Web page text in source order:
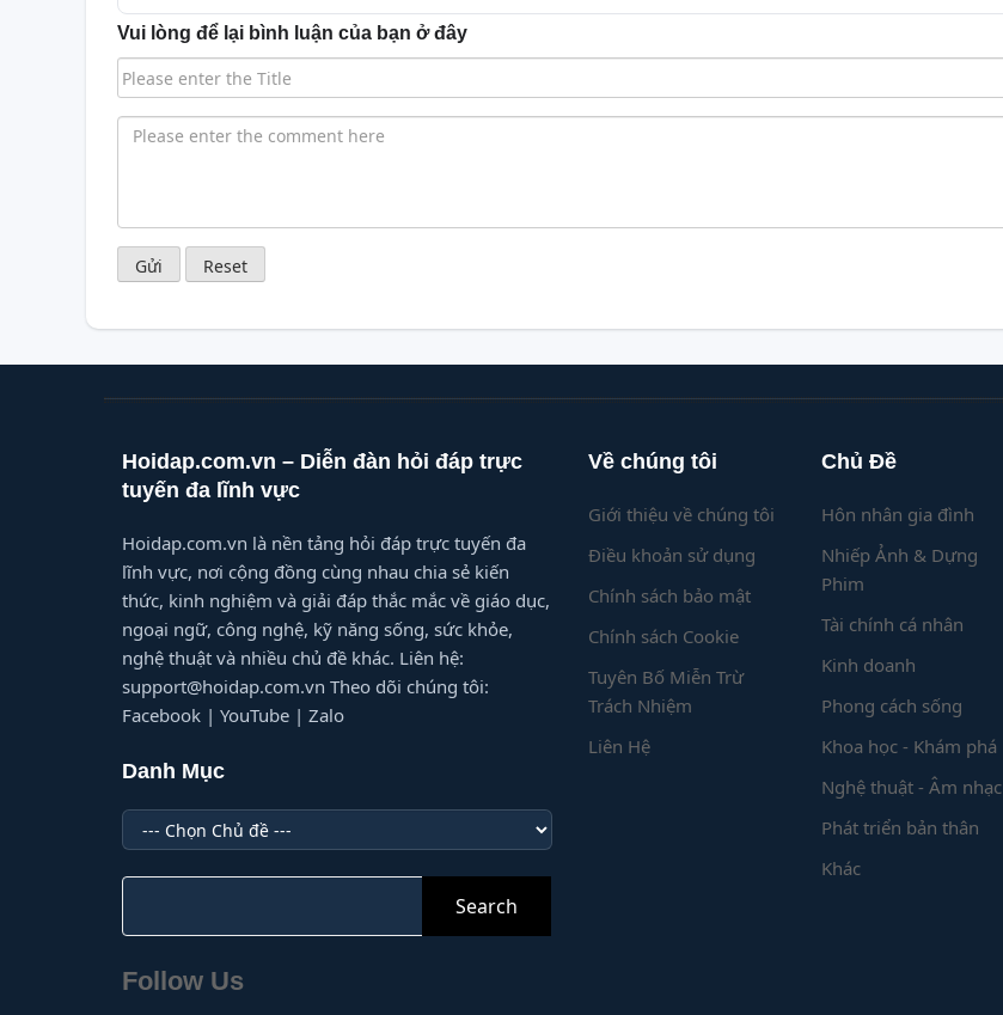
Vui lòng để lại bình luận của bạn ở đây
Hoidap.com.vn – Diễn đàn hỏi đáp trực
tuyến đa lĩnh vực
Hoidap.com.vn là nền tảng hỏi đáp trực tuyến đa
lĩnh vực, nơi cộng đồng cùng nhau chia sẻ kiến
thức, kinh nghiệm và giải đáp thắc mắc về giáo dục,
ngoại ngữ, công nghệ, kỹ năng sống, sức khỏe,
nghệ thuật và nhiều chủ đề khác. Liên hệ:
support@hoidap.com.vn Theo dõi chúng tôi:
Facebook | YouTube | Zalo
Danh Mục
Danh
Mục
Follow Us
Về chúng tôi
Giới thiệu về chúng tôi
Điều khoản sử dụng
Chính sách bảo mật
Chính sách Cookie
Tuyên Bố Miễn Trừ
Trách Nhiệm
Liên Hệ
Chủ Đề
Hôn nhân gia đình
Nhiếp Ảnh & Dựng
Phim
Tài chính cá nhân
Kinh doanh
Phong cách sống
Khoa học - Khám phá
Nghệ thuật - Âm nhạc
Phát triển bản thân
Khác